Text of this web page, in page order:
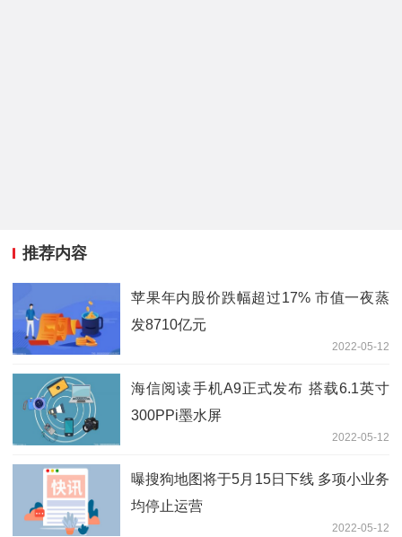
推荐内容
苹果年内股价跌幅超过17% 市值一夜蒸
发8710亿元
2022-05-12
海信阅读手机A9正式发布 搭载6.1英寸
300PPi墨水屏
2022-05-12
曝搜狗地图将于5月15日下线 多项小业务
均停止运营
2022-05-12